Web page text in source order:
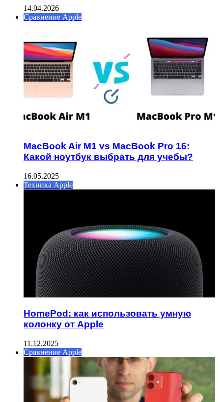
14.04.2026
Сравнение Apple
MacBook Air M1 vs MacBook Pro 16:
Какой ноутбук выбрать для учебы?
16.05.2025
Техника Apple
HomePod: как использовать умную
колонку от Apple
11.12.2025
Сравнение Apple